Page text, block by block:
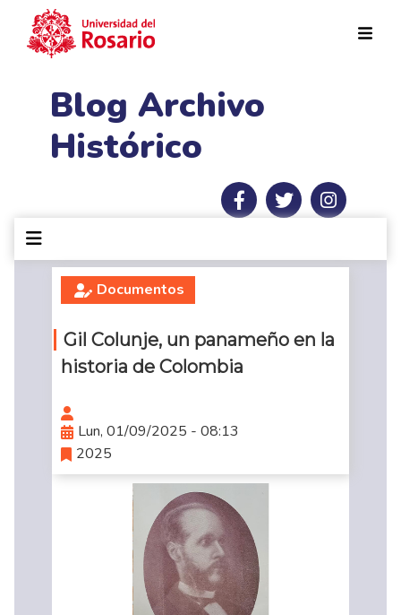
Blog Archivo
Histórico
Documentos
Gil Colunje, un panameño en la
historia de Colombia
Lun, 01/09/2025 - 08:13
2025